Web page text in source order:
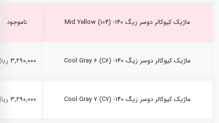
ماژیک کیوکالر دوسر زیگ Mid Yellow (104) -140 ناموجود
ماژیک کیوکالر دوسر زیگ Cool Gray 6 (C6) -140 ۳,۲۹۰,۰۰۰ ریال
ماژیک کیوکالر دوسر زیگ Cool Gray 7 (C7) -140 ۳,۲۹۰,۰۰۰ ریال